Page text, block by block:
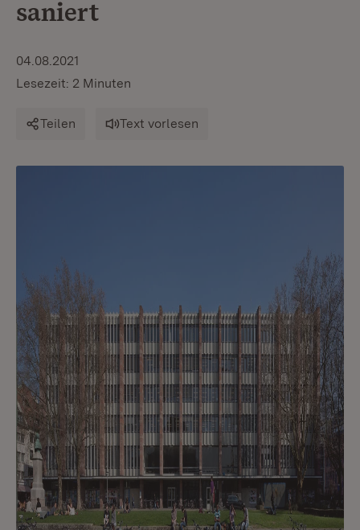
saniert
04.08.2021
Lesezeit: 2 Minuten
Teilen Text vorlesen